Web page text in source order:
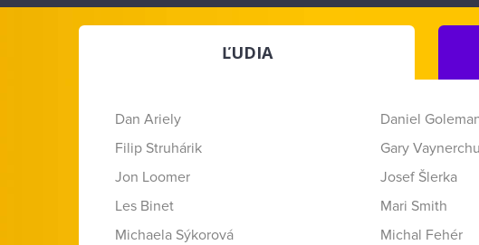
ĽUDIA
Dan Ariely Daniel
Filip Struhárik
Gary
Jon Loomer
Josef Šlerka
Les Binet
Mari Smith
Michaela Sýkorová
Michal Fehér